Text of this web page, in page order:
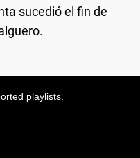
sucedió el fin de